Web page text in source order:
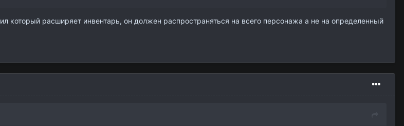
который расширяет инвентарь, он должен распространяться на всего персонажа а не на определенный